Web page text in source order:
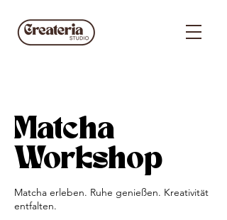
Matcha
Workshop
Matcha erleben. Ruhe genießen. Kreativität
entfalten.